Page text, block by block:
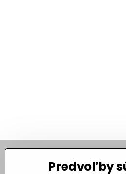
KontaktPredvoľby